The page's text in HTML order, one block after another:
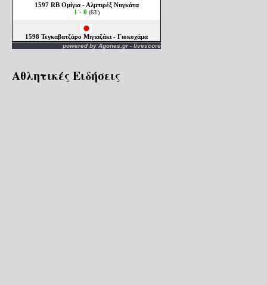
powered by Agones.gr- livescore
Αθλητικές Ειδήσεις